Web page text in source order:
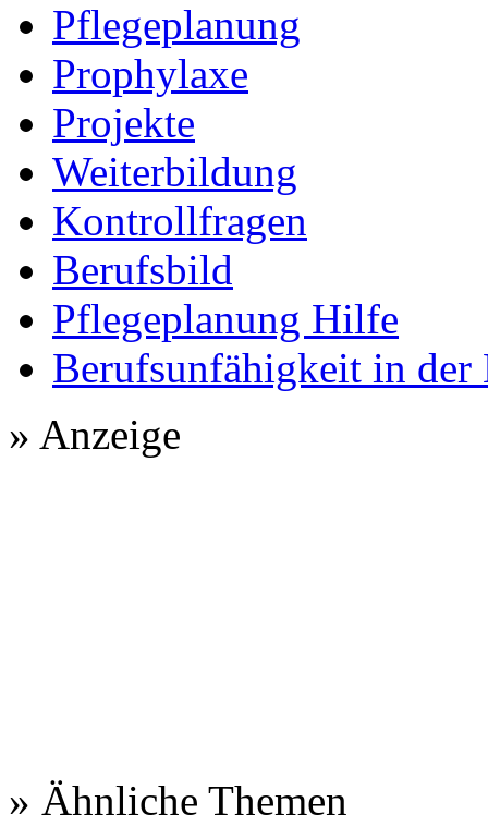
Pflegeplanung
Prophylaxe
Projekte
Weiterbildung
Kontrollfragen
Berufsbild
Pflegeplanung Hilfe
Berufsunfähigkeit in der
» Anzeige
» Ähnliche Themen